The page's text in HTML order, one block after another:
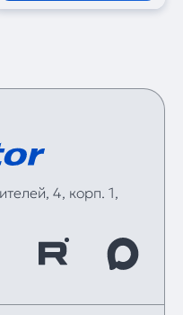
4, корп. 1,